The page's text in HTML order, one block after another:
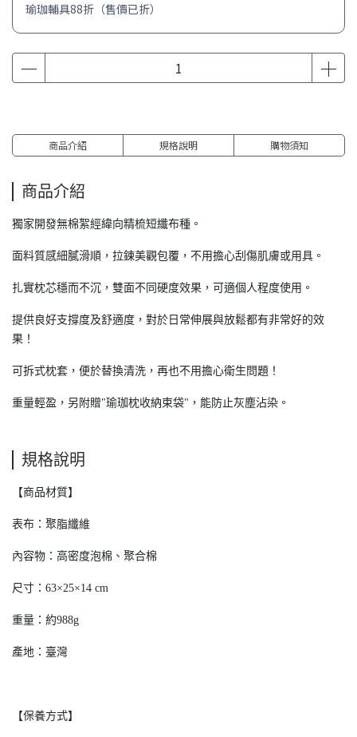
瑜珈輔具88折（售價已折）
商品介紹 規格說明 購物須知
商品介紹
獨家開發無棉絮經緯向精梳短纖布種。
面料質感細膩滑順，拉鍊美觀包覆，不用擔心刮傷肌膚或用具。
扎實枕芯穩而不沉，雙面不同硬度效果，可適個人程度使用。
提供良好支撐度及舒適度，對於日常伸展與放鬆都有非常好的效
果！
可拆式枕套，便於替換清洗，再也不用擔心衛生問題！
重量輕盈，另附贈"瑜珈枕收納束袋"，能防止灰塵沾染。
規格說明
【商品材質】
表布：聚脂纖維
內容物：高密度泡棉、聚合棉
尺寸：63×25×14 cm
重量：約988g
產地：臺灣
【保養方式】